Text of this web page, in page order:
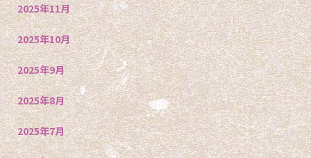
2025年11月
2025年10月
2025年9月
2025年8月
2025年7月